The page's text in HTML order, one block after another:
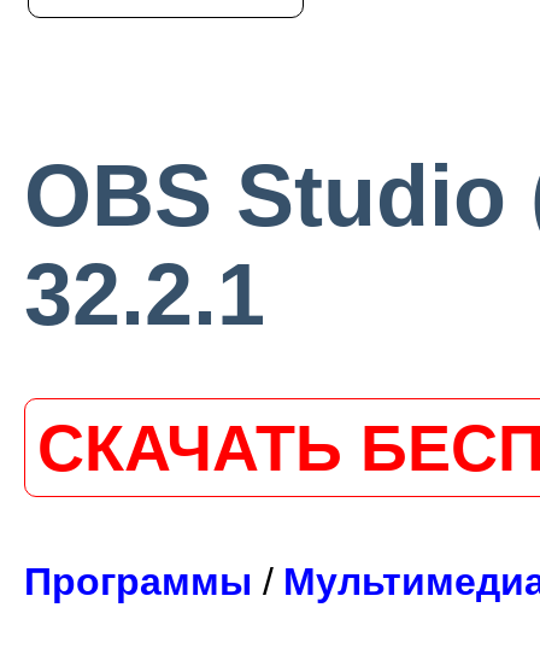
OBS Studio
32.2.1
СКАЧАТЬ
Программы /